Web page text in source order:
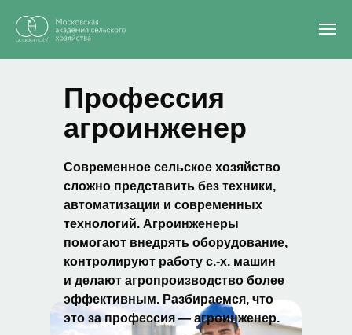
Главная / Блог
Профессия
агроинженер
Современное сельское хозяйство
сложно представить без техники,
автоматизации и современных
технологий. Агроинженеры
помогают внедрять оборудование,
контролируют работу с.-х. машин
и делают агропроизводство более
эффективным. Разбираемся, что
это за профессия — агроинженер.